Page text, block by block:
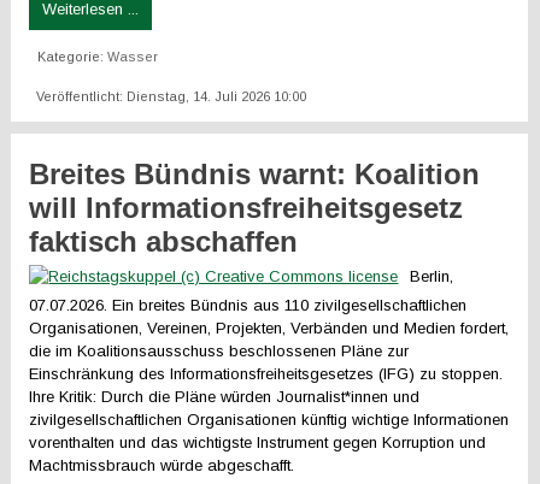
Weiterlesen ...
Kategorie:Wasser
Veröffentlicht: Dienstag, 14. Juli 2026 10:00
Breites Bündnis warnt: Koalition
will Informationsfreiheitsgesetz
faktisch abschaffen
Berlin,
07.07.2026. Ein breites Bündnis aus 110 zivilgesellschaftlichen
Organisationen, Vereinen, Projekten, Verbänden und Medien fordert,
die im Koalitionsausschuss beschlossenen Pläne zur
Einschränkung des Informationsfreiheitsgesetzes (IFG) zu stoppen.
Ihre Kritik: Durch die Pläne würden Journalist*innen und
zivilgesellschaftlichen Organisationen künftig wichtige Informationen
vorenthalten und das wichtigste Instrument gegen Korruption und
Machtmissbrauch würde abgeschafft.